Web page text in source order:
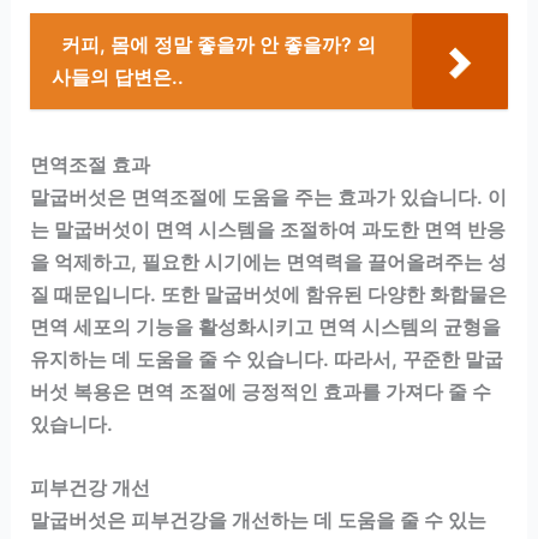
커피, 몸에 정말 좋을까 안 좋을까? 의
사들의 답변은..
면역조절 효과
말굽버섯은 면역조절에 도움을 주는 효과가 있습니다. 이
는 말굽버섯이 면역 시스템을 조절하여 과도한 면역 반응
을 억제하고, 필요한 시기에는 면역력을 끌어올려주는 성
질 때문입니다. 또한 말굽버섯에 함유된 다양한 화합물은
면역 세포의 기능을 활성화시키고 면역 시스템의 균형을
유지하는 데 도움을 줄 수 있습니다. 따라서, 꾸준한 말굽
버섯 복용은 면역 조절에 긍정적인 효과를 가져다 줄 수
있습니다.
피부건강 개선
말굽버섯은 피부건강을 개선하는 데 도움을 줄 수 있는